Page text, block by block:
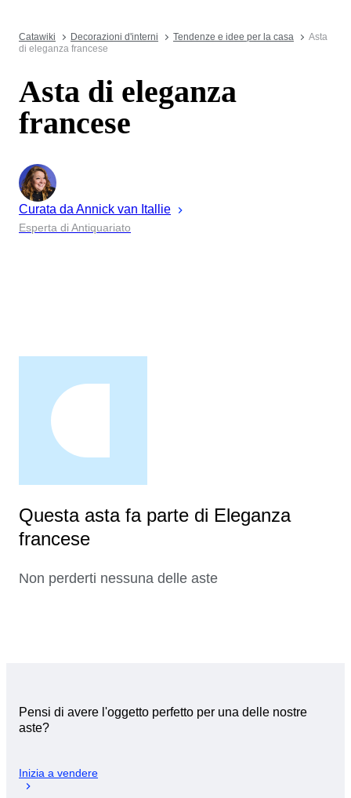
Catawiki Decorazioni d'interni Tendenze e idee per la casa
Asta
di eleganza francese
Asta di eleganza
francese
Curata da Annick van Itallie
Esperta di Antiquariato
Questa asta fa parte di Eleganza
francese
Non perderti nessuna delle aste
Pensi di avere l'oggetto perfetto per una delle nostre
aste?
Inizia a vendere